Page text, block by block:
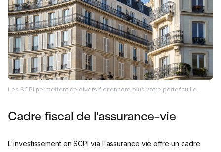
Les SCPI permettent de diversifier encore plus votre portefeuille.
Cadre fiscal de l'assurance-vie
L'investissement en SCPI via l'assurance vie offre un cadre